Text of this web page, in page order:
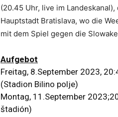
(20.45 Uhr, live im
Hauptstadt Bratislava, wo die
mit dem Spiel gegen die
Aufgebot
Freitag, 8.September 2023,
(Stadion Bilino polje)
Montag, 11.September
štadión)